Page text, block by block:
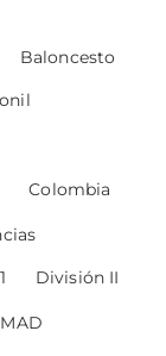
Baloncesto
Colombia
División II